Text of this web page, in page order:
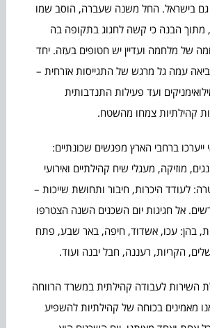
גם בישראל. החל משנה שעברה, הוסב שמו
מתוך הבנה כי קשה לחגוג בתקופה בה
של מלחמה ועדיין יש חטופים בעזה. יחד
עמה גל מרגש של התגייסות אזרחית –
ועד פעילות התנדבותית
קהילתיות צמחו מהשטח.
27 במאי ייערכו ברחבי הארץ מפגשים שכונתיים:
מוזיקה, מעגלי שיח קהילתיים ואירועי
לעודד היכרות, חיבור ותחושת שייכות –
אל חגיגות יום השכנים השנה הצטרפו
בהן: עכו, אשדוד, חיפה, באר שבע, פתח
הקריות, רעננה, חבל יבנה ועוד.
השירות לעבודה קהילתית במשרד הרווחה
מאמינים בכוחה של קהילתיות להשפיע